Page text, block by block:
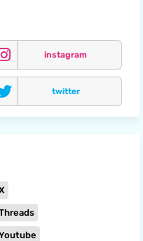
instagram
twitter